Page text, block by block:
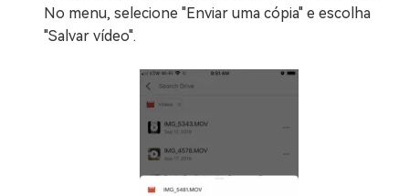
No menu, selecione "Enviar uma cópia" e escolha
"Salvar vídeo".